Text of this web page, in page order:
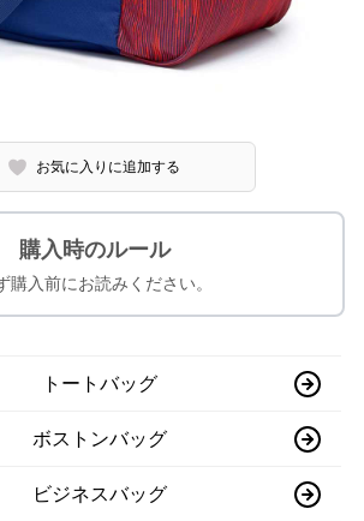
お気に入りに追加する
購入時のルール
購入前にお読みください。
トートバッグ
ボストンバッグ
ビジネスバッグ